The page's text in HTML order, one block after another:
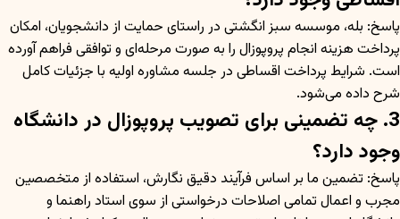
پاسخ: بله، موسسه سبز انگشتی در راستای حمایت از دانشجویان، امکان
پرداخت هزینه انجام پروپوزال را به صورت مرحله‌ای و توافقی فراهم آورده
است. شرایط پرداخت اقساطی در جلسه مشاوره اولیه با جزئیات کامل
شرح داده می‌شود.
3. چه تضمینی برای تصویب پروپوزال در دانشگاه
وجود دارد؟
پاسخ: تضمین ما بر اساس فرآیند دقیق نگارش، استفاده از متخصصین
مجرب و اعمال تمامی اصلاحات درخواستی از سوی استاد راهنما و